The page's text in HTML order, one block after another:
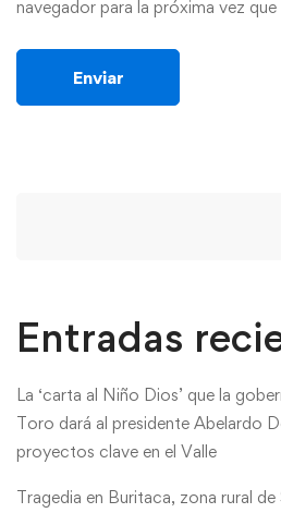
navegador para la próxima vez
Entradas
La ‘carta al Niño Dios’ que la
Toro dará al presidente Abelardo
proyectos clave en el Valle
Tragedia en Buritaca, zona rural